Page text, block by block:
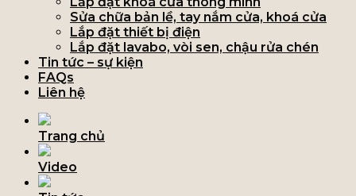
Sửa chữa bản lề, tay nắm cửa, khoá cửa
Lắp đặt thiết bị điện
Lắp đặt lavabo, vòi sen, chậu rửa chén
Tin tức – sự kiện
FAQs
Liên hệ
Trang chủ
Video